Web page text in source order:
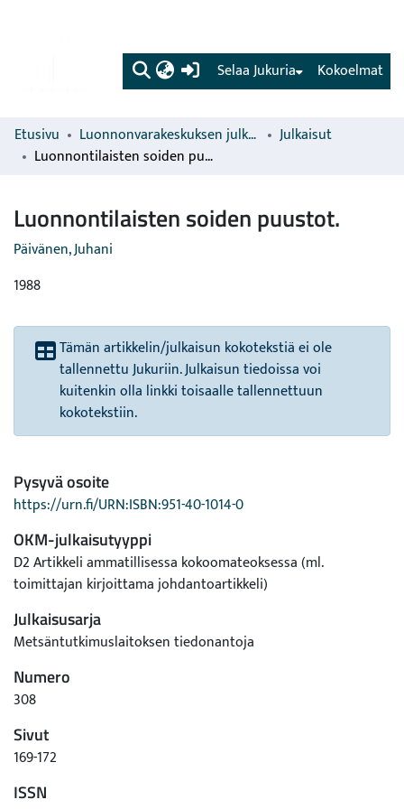
(current) Kokoelmat
Selaa Jukuria
Etusivu Luonnonvarakeskuksen julkaisut
Julkaisut
Luonnontilaisten soiden puustot.
Luonnontilaisten soiden puustot.
Päivänen, Juhani
1988
Tämän artikkelin/julkaisun kokotekstiä ei ole
tallennettu Jukuriin. Julkaisun tiedoissa voi
kuitenkin olla linkki toisaalle tallennettuun
kokotekstiin.
Pysyvä osoite
https://urn.fi/URN:ISBN:951-40-1014-0
OKM-julkaisutyyppi
D2 Artikkeli ammatillisessa kokoomateoksessa (ml.
toimittajan kirjoittama johdantoartikkeli)
Julkaisusarja
Metsäntutkimuslaitoksen tiedonantoja
Numero
308
Sivut
169-172
ISSN